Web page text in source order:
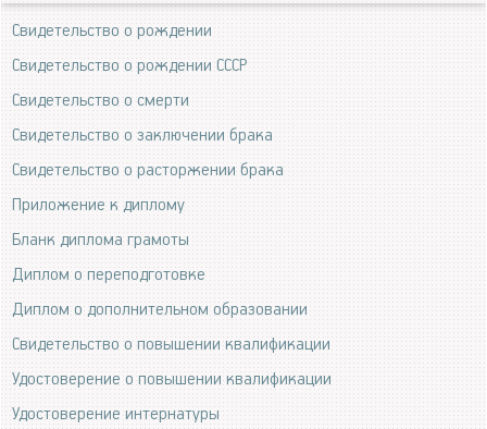
Свидетельство о рождении
Свидетельство о рождении СССР
Свидетельство о смерти
Свидетельство о заключении брака
Свидетельство о расторжении брака
Приложение к диплому
Бланк диплома грамоты
Диплом о переподготовке
Диплом о дополнительном образовании
Свидетельство о повышении квалификации
Удостоверение о повышении квалификации
Удостоверение интернатуры